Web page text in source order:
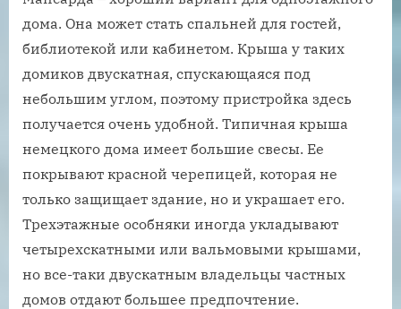
дома. Она может стать спальней для гостей,
библиотекой или кабинетом. Крыша у таких
домиков двускатная, спускающаяся под
небольшим углом, поэтому пристройка здесь
получается очень удобной. Типичная крыша
немецкого дома имеет большие свесы. Ее
покрывают красной черепицей, которая не
только защищает здание, но и украшает его.
Трехэтажные особняки иногда укладывают
четырехскатными или вальмовыми крышами,
но все-таки двускатным владельцы частных
домов отдают большее предпочтение.